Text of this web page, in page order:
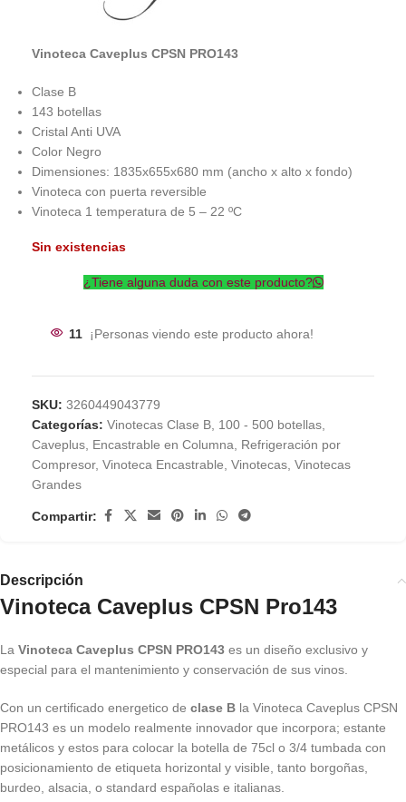
Vinoteca Caveplus CPSN PRO143
Clase B
143 botellas
Cristal Anti UVA
Color Negro
Dimensiones: 1835x655x680 mm (ancho x alto x fondo)
Vinoteca con puerta reversible
Vinoteca 1 temperatura de 5 – 22 ºC
Sin existencias
¿Tiene alguna duda con este producto?
11 ¡Personas viendo este producto ahora!
SKU: 3260449043779
Categorías: Vinotecas Clase B 100 - 500 botellas
Caveplus Encastrable en Columna
Refrigeración por
Compresor, Vinoteca Encastrable Vinotecas Vinotecas
Grandes
Compartir:
Descripción
Vinoteca Caveplus CPSN Pro143
La Vinoteca Caveplus CPSN PRO143 es un diseño exclusivo y
especial para el mantenimiento y conservación de sus vinos.
Con un certificado energetico de clase B la Vinoteca Caveplus CPSN
PRO143 es un modelo realmente innovador que incorpora; estante
metálicos y estos para colocar la botella de 75cl o 3/4 tumbada con
posicionamiento de etiqueta horizontal y visible, tanto borgoñas,
burdeo, alsacia, o standard españolas e italianas.